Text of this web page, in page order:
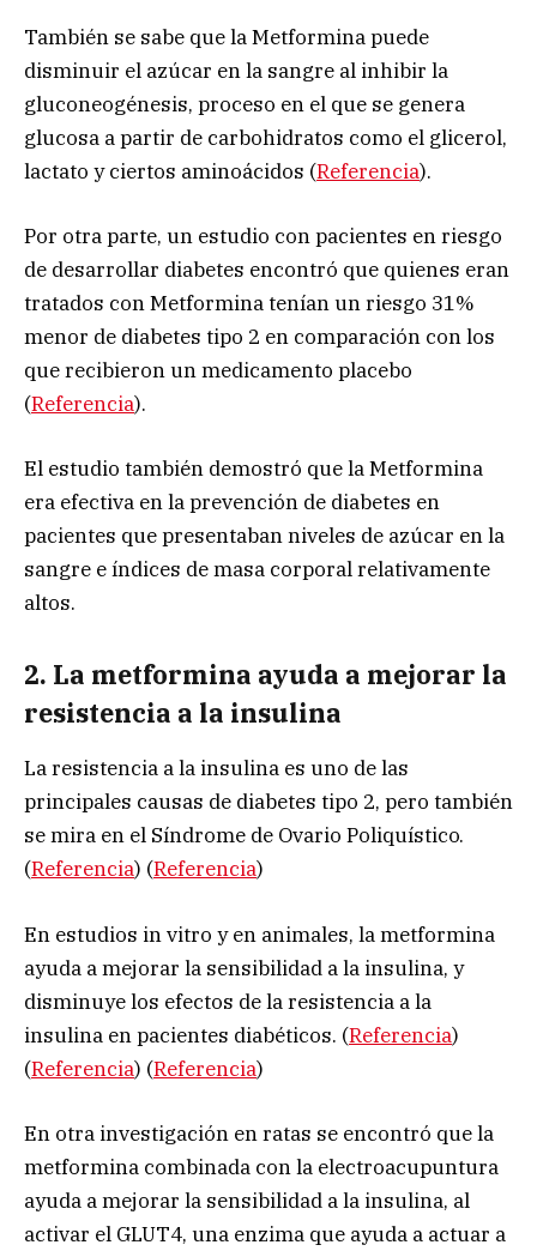
También se sabe que la Metformina puede
disminuir el azúcar en la sangre al inhibir la
gluconeogénesis, proceso en el que se genera
glucosa a partir de carbohidratos como el glicerol,
lactato y ciertos aminoácidos (Referencia).
Por otra parte, un estudio con pacientes en riesgo
de desarrollar diabetes encontró que quienes eran
tratados con Metformina tenían un riesgo 31%
menor de diabetes tipo 2 en comparación con los
que recibieron un medicamento placebo
(Referencia).
El estudio también demostró que la Metformina
era efectiva en la prevención de diabetes en
pacientes que presentaban niveles de azúcar en la
sangre e índices de masa corporal relativamente
altos.
2. La metformina ayuda a mejorar la
resistencia a la insulina
La resistencia a la insulina es uno de las
principales causas de diabetes tipo 2, pero también
se mira en el Síndrome de Ovario Poliquístico.
(Referencia) (Referencia)
En estudios in vitro y en animales, la metformina
ayuda a mejorar la sensibilidad a la insulina, y
disminuye los efectos de la resistencia a la
insulina en pacientes diabéticos. (Referencia)
(Referencia) (Referencia)
En otra investigación en ratas se encontró que la
metformina combinada con la electroacupuntura
ayuda a mejorar la sensibilidad a la insulina, al
activar el GLUT4, una enzima que ayuda a actuar a